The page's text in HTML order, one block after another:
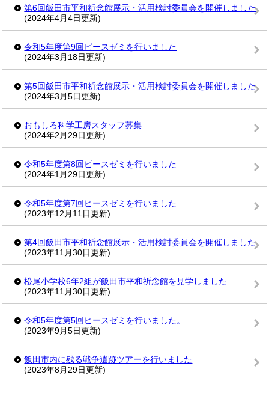
第6回飯田市平和祈念館展示・活用検討委員会を開催しました
(2024年4月4日更新)
令和5年度第9回ピースゼミを行いました
(2024年3月18日更新)
第5回飯田市平和祈念館展示・活用検討委員会を開催しました
(2024年3月5日更新)
おもしろ科学工房スタッフ募集
(2024年2月29日更新)
令和5年度第8回ピースゼミを行いました
(2024年1月29日更新)
令和5年度第7回ピースゼミを行いました
(2023年12月11日更新)
第4回飯田市平和祈念館展示・活用検討委員会を開催しました
(2023年11月30日更新)
松尾小学校6年2組が飯田市平和祈念館を見学しました
(2023年11月30日更新)
令和5年度第5回ピースゼミを行いました。
(2023年9月5日更新)
飯田市内に残る戦争遺跡ツアーを行いました
(2023年8月29日更新)